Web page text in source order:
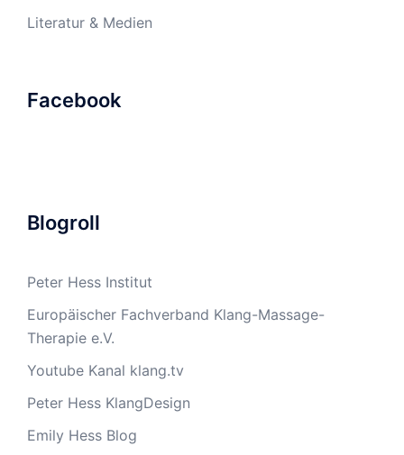
Literatur & Medien
Facebook
Blogroll
Peter Hess Institut
Europäischer Fachverband Klang-Massage-
Therapie e.V.
Youtube Kanal klang.tv
Peter Hess KlangDesign
Emily Hess Blog